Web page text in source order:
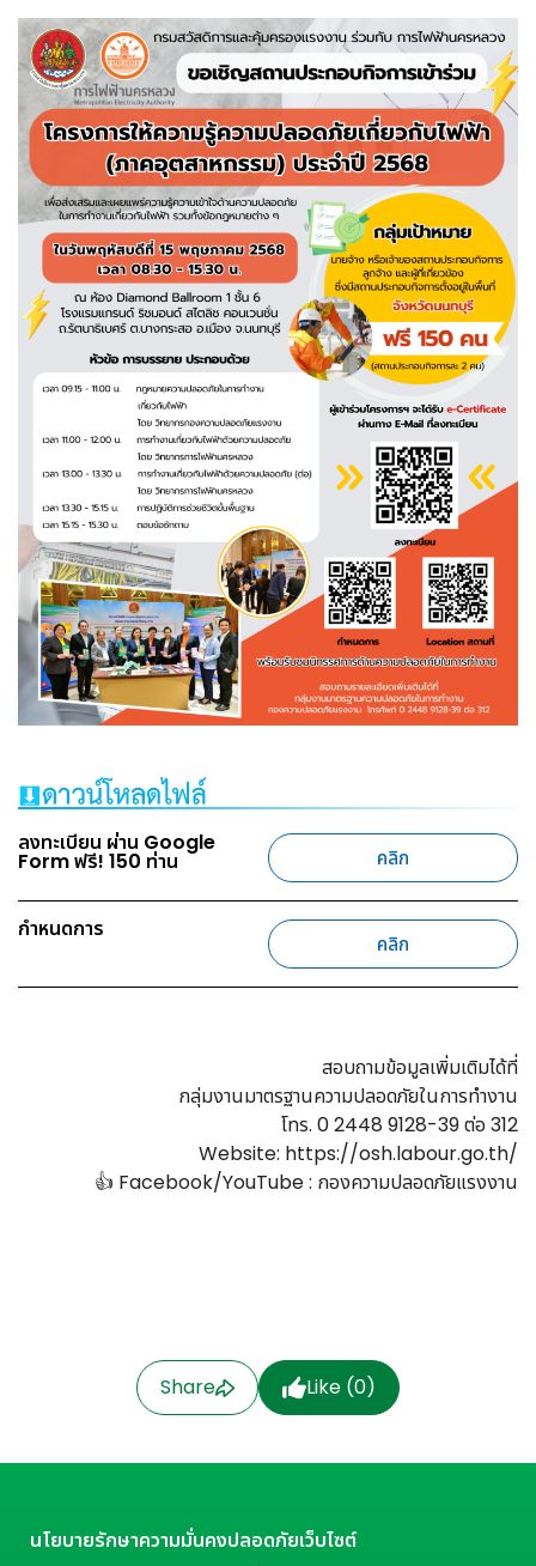
ลงทะเบียน ผ่าน Google
Form ฟรี! 150 ท่าน คลิก
กำหนดการ
คลิก
สอบถามข้อมูลเพิ่มเติมได้ที่
กลุ่มงานมาตรฐานความปลอดภัยในการทำงาน
โทร. 0 2448 9128-39 ต่อ 312
Website: https://osh.labour.go.th/
👍 Facebook/YouTube : กองความปลอดภัยแรงงาน
Share Like (0)
นโยบายรักษาความมั่นคงปลอดภัยเว็บไซต์